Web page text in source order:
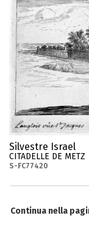
Silvestre Israel
CITADELLE DE METZ
S-FC77420
Continua nella